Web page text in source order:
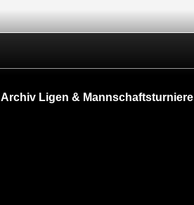
Archiv Ligen & Mannschaftsturniere